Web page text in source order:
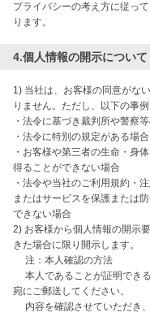
プライバシーの考え方に従っ
ります。
4.個人情報の開示について
1) 当社は、お客様の同意がな
りません。ただし、以下の事
・法令に基づき裁判所や警察
・法令に特別の規定がある場合
・お客様や第三者の生命・身
得ることができない場合
・法令や当社のご利用規約・
またはサービスを保護または
できない場合
2) お客様から個人情報の開示
きた場合に限り開示します。
注：本人確認の方法
本人であることが証明でき
宛にご郵送してください。
内容を確認させていただき